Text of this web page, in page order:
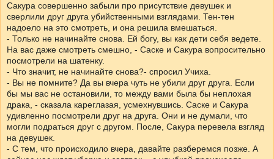
Сакура совершенно забыли про присутствие девушек и
сверлили друг друга убийственными взглядами. Тен-тен
надоело на это смотреть, и она решила вмешаться.
- Только не начинайте снова. Ей богу, вы как дети себя ведете.
На вас даже смотреть смешно, - Саске и Сакура вопросительно
посмотрели на шатенку.
- Что значит, не начинайте снова?- спросил Учиха.
- Вы не помните? Да вы вчера чуть не убили друг друга. Если
бы мы вас не остановили, то между вами была бы неплохая
драка, - сказала кареглазая, усмехнувшись. Саске и Сакура
удивленно посмотрели друг на друга. Они и не думали, что
могли подраться друг с другом. После, Сакура перевела взгляд
на девушек.
- С тем, что происходило вчера, давайте разберемся позже. А